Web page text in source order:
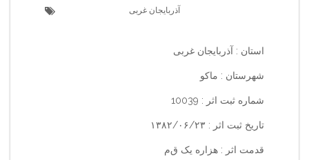
آذربایجان غربی
استان : آذربایجان غربی
شهرستان : ماکو
شماره ثبت اثر : 10039
تاریخ ثبت اثر : ۱۳۸۲/۰۶/۲۳
قدمت اثر : هزاره یک ق‌م‌